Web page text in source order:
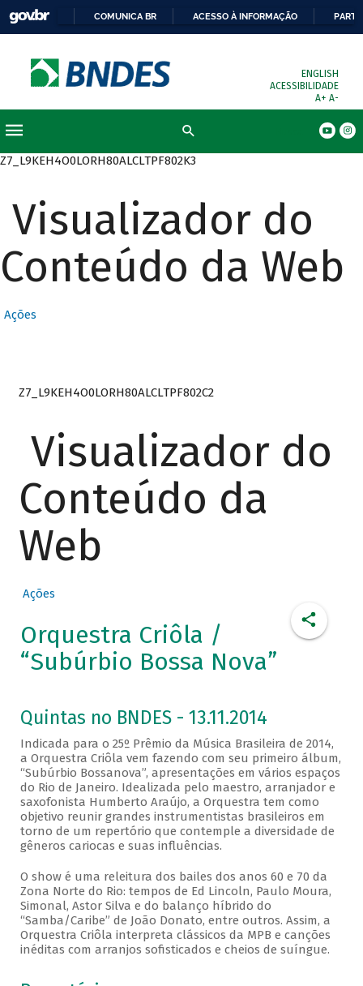
COMUNICA BR ACESSO À INFORMAÇÃO
ENGLISH
ACESSIBILIDADE
A+ A-
Z7_L9KEH4O0LORH80ALCLTPF802K3
Visualizador do
Conteúdo da Web
Ações
Z7_L9KEH4O0LORH80ALCLTPF802C2
Visualizador do
Conteúdo da
Web
Ações
Orquestra Criôla /
“Subúrbio Bossa Nova”
Quintas no BNDES - 13.11.2014
Indicada para o 25º Prêmio da Música Brasileira de 2014,
a Orquestra Criôla vem fazendo com seu primeiro álbum,
“Subúrbio Bossanova”, apresentações em vários espaços
do Rio de Janeiro. Idealizada pelo maestro, arranjador e
saxofonista Humberto Araújo, a Orquestra tem como
objetivo reunir grandes instrumentistas brasileiros em
torno de um repertório que contemple a diversidade de
gêneros cariocas e suas influências.
O show é uma releitura dos bailes dos anos 60 e 70 da
Zona Norte do Rio: tempos de Ed Lincoln, Paulo Moura,
Simonal, Astor Silva e do balanço híbrido do
“Samba/Caribe” de João Donato, entre outros. Assim, a
Orquestra Criôla interpreta clássicos da MPB e canções
inéditas com arranjos sofisticados e cheios de suíngue.